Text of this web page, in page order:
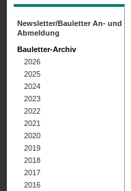
Newsletter/Bauletter An- und
Abmeldung
Bauletter-Archiv
2026
2025
2024
2023
2022
2021
2020
2019
2018
2017
2016